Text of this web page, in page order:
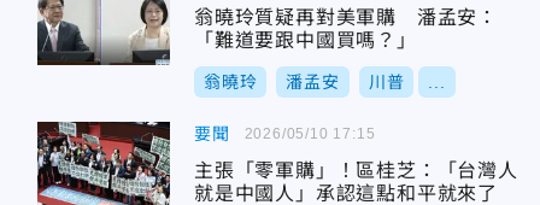
翁曉玲質疑再對美軍購 潘孟安：
「難道要跟中國買嗎？」
翁曉玲 潘孟安 川普
要聞
主張「零軍購」！區桂芝：「台灣人
就是中國人」承認這點和平就來了
2026/05/10 17:15